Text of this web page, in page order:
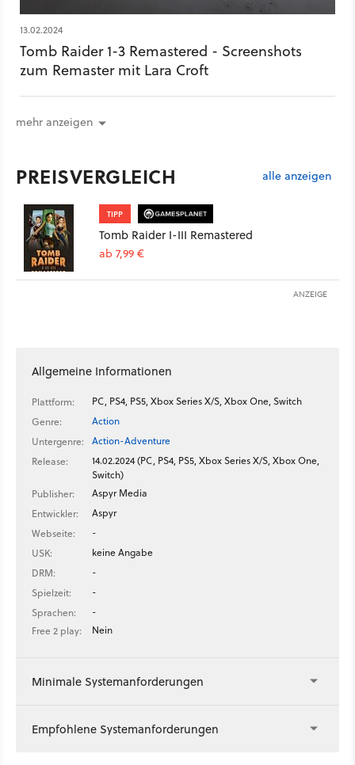
13.02.2024
Tomb Raider 1-3 Remastered - Screenshots
zum Remaster mit Lara Croft
mehr anzeigen
PREISVERGLEICH alle anzeigen
TIPP
Tomb Raider I-III Remastered
ab 7,99 €
ANZEIGE
Allgemeine Informationen
Plattform:
PC, PS4, PS5, Xbox Series X/S, Xbox One, Switch
Genre:
Action
Untergenre:
Action-Adventure
Release:
14.02.2024 (PC, PS4, PS5, Xbox Series X/S, Xbox One,
Switch)
Publisher:
Aspyr Media
Entwickler:
Aspyr
Webseite:
-
USK:
keine Angabe
DRM:
-
Spielzeit:
-
Sprachen:
-
Free 2 play:
Nein
Minimale Systemanforderungen
Empfohlene Systemanforderungen